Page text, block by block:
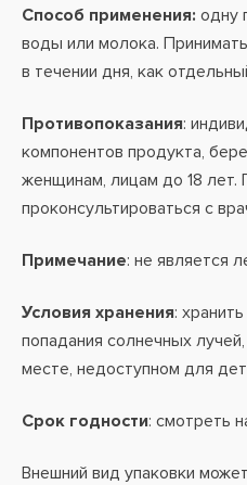
Способ применения: одну
воды или молока.
в течении дня, как
Противопоказания:
компонентов продукта,
женщинам, лицам до 18 лет.
проконсультироваться с
Примечание: не является
Условия хранения:
попадания солнечных
месте, недоступном для
Срок годности: смотреть
Внешний вид упаковки